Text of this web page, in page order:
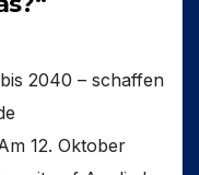
2040 – schaffen
12. Oktober